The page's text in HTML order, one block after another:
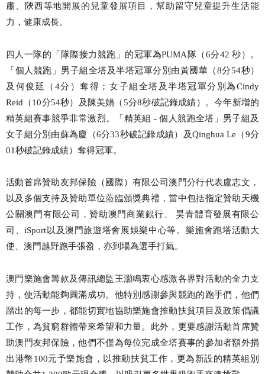
肅、陝西等地開展的兒童發展項目，幫助留守兒童提升生活能
力，健康成長。
四人一隊的「隊際接力競跑」的冠軍為PUMA隊 （6分42秒）。
「個人競跑」男子組全塔及半塔冠軍分別由黃國華 （8分54秒）
及 何俊廷 （ 4分）奪得；女子組全塔及半塔冠軍分別為Cindy
Reid （10分54秒）及 陳美娟 （5分8秒破記錄成績） 。今年新增的
精英組賽事競爭非常激烈。「精英組 - 個人競跑全塔」男子組及
女子組分別由蘇為慶 （6分33秒破記錄成績）及Qinghua Le （9分
01秒破記錄成績）奪得冠軍。
活動首席贊助友邦保險（國際）有限公司澳門分行代表盧志文，
以及多個支持及贊助單位蒞臨頒獎典禮，當中包括指定贊助天機
公關澳門有限公司，贊助澳門商業銀行、
昊青體育發展有限公
司、iSport以及澳門旅遊塔會展娛樂中心等。樂施會跑塔活動大
使、 澳門越野跑手張盈，亦到場為選手打氣。
澳門樂施會籌款及傳訊總監王灝鳴衷心感激各界對活動的全力支
持， 使活動能夠圓滿成功。 他特別感謝參與競跑的跑手們，他們
踏出的每一步，都能切實地協助樂施會推動扶貧項目及政策倡議
工作，為貧窮群體帶來希望和力量。此外，更要感謝活動首席贊
助澳門友邦保險 ，他們不僅為每位完成全塔賽事的參加者額外捐
出港幣100元予樂施會，以推動扶貧工作 ， 更為新設的精英組別